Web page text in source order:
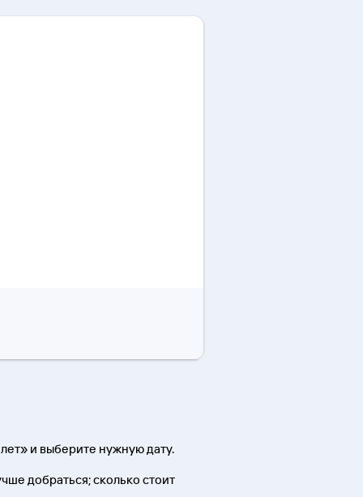
и выберите нужную дату.
добраться; сколько стоит